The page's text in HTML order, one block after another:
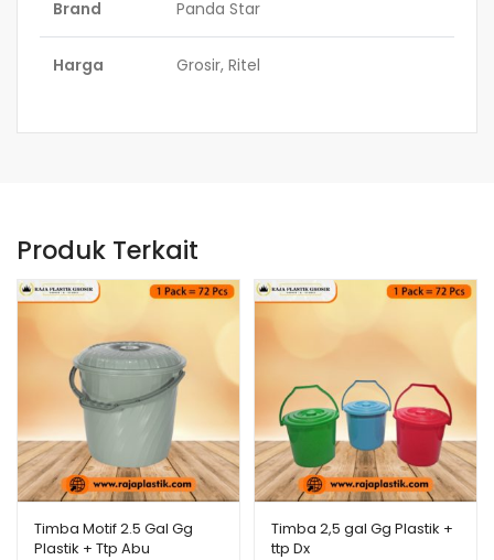
Brand Panda Star
Harga Grosir, Ritel
Produk Terkait
Timba Motif 2.5 Gal Gg
Plastik + Ttp Abu
Timba 2,5 gal Gg Plastik +
ttp Dx